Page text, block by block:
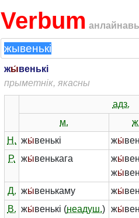
Verbum
жы́венькі
прыметнік, якасны
адз.
м.
Н. жы́венькі жы́
Р.
жы́венькага жы́
жы́
Д. жы́венькаму жы́
В. жы́венькі (неадуш.) жы́